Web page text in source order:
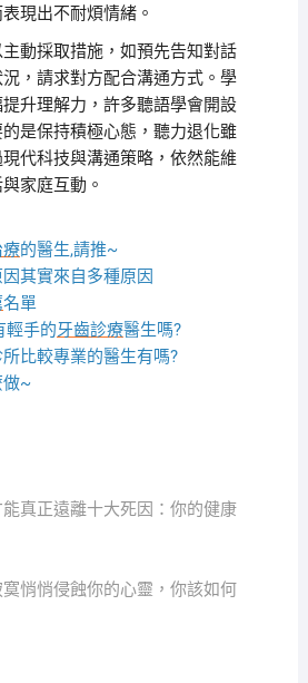
現出不耐煩情緒。
動採取措施，如預先告知對話
，請求對方配合溝通方式。學
升理解力，許多聽語學會開設
是保持積極心態，聽力退化雖
代科技與溝通策略，依然能維
家庭互動。
的醫生,請推~
其實來自多種原因
名單
輕手的牙齒診療醫生嗎?
比較專業的醫生有嗎?
做~
真正遠離十大死因：你的健康
悄悄侵蝕你的心靈，你該如何